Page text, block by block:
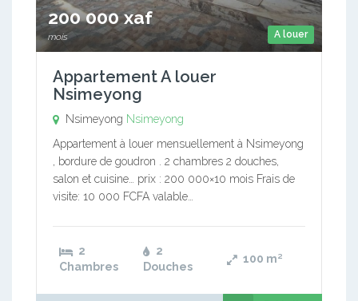
A louer
200 000 xaf
mois
Appartement A louer
Nsimeyong
Nsimeyong Nsimeyong
Appartement à louer mensuellement à Nsimeyong
, bordure de goudron . 2 chambres 2 douches,
salon et cuisine… prix : 200 000×10 mois Frais de
visite: 10 000 FCFA valable…
2
Chambres
2
Douches
100 m²